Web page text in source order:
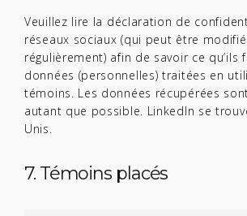
Veuillez lire la déclaration de
réseaux sociaux (qui peut être
régulièrement) afin de savoir ce qu’ils
données (personnelles) traitées en
témoins. Les données récupérées
autant que possible. LinkedIn se
Unis.
7. Témoins placés